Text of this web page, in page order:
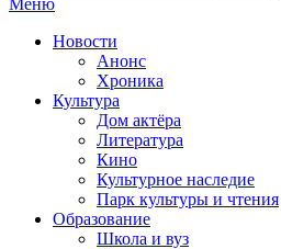
Новости
Анонс
Хроника
Культура
Дом актёра
Литература
Кино
Культурное наследие
Парк культуры и чтения
Образование
Школа и вуз